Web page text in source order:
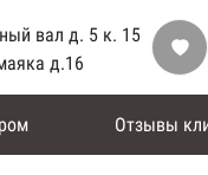
вал д. 5 к. 15
д.16
Отзывы